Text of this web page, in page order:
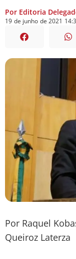
Por Editoria
19 de junho de 2021
Por Raquel
Queiroz Laterza